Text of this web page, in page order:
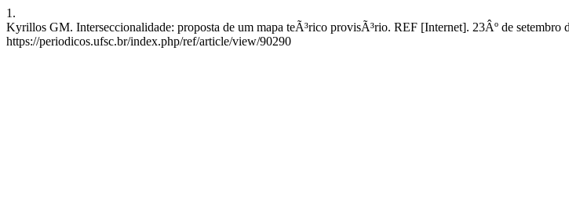
1.
Kyrillos GM. Interseccionalidade: proposta de um mapa teÃ³rico provisÃ³rio. REF [Internet]. 23Âº de
https://periodicos.ufsc.br/index.php/ref/article/view/90290